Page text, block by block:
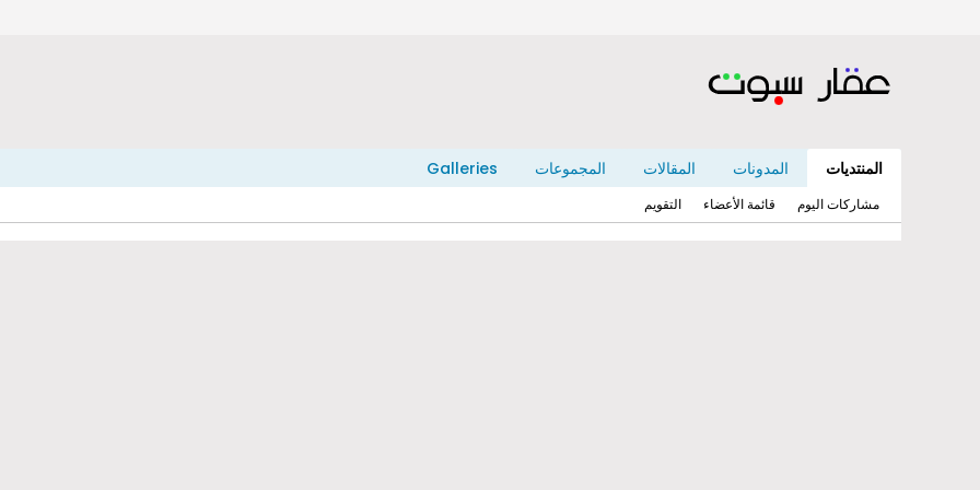
المنتديات المدونات المقالات المجموعات Galleries
مشاركات اليوم قائمة الأعضاء التقويم